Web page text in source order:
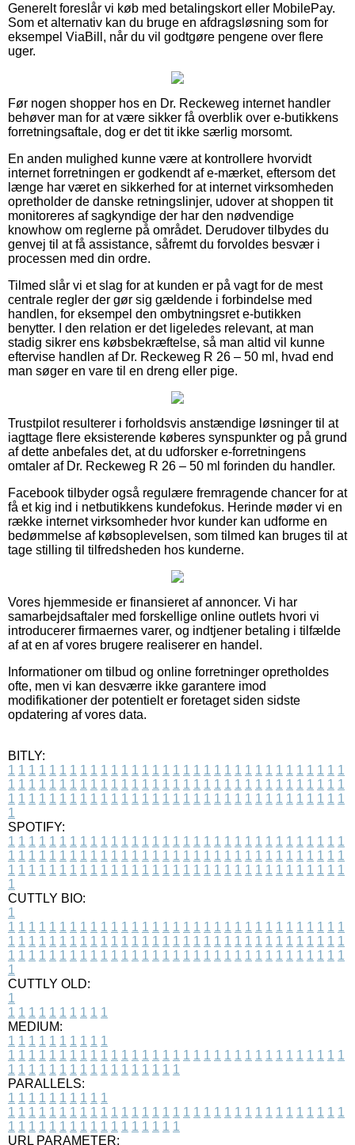
Generelt foreslår vi køb med betalingskort eller MobilePay.
Som et alternativ kan du bruge en afdragsløsning som for
eksempel ViaBill, når du vil godtgøre pengene over flere
uger.
Før nogen shopper hos en Dr. Reckeweg internet handler
behøver man for at være sikker få overblik over e-butikkens
forretningsaftale, dog er det tit ikke særlig morsomt.
En anden mulighed kunne være at kontrollere hvorvidt
internet forretningen er godkendt af e-mærket, eftersom det
længe har været en sikkerhed for at internet virksomheden
opretholder de danske retningslinjer, udover at shoppen tit
monitoreres af sagkyndige der har den nødvendige
knowhow om reglerne på området. Derudover tilbydes du
genvej til at få assistance, såfremt du forvoldes besvær i
processen med din ordre.
Tilmed slår vi et slag for at kunden er på vagt for de mest
centrale regler der gør sig gældende i forbindelse med
handlen, for eksempel den ombytningsret e-butikken
benytter. I den relation er det ligeledes relevant, at man
stadig sikrer ens købsbekræftelse, så man altid vil kunne
eftervise handlen af Dr. Reckeweg R 26 – 50 ml, hvad end
man søger en vare til en dreng eller pige.
Trustpilot resulterer i forholdsvis anstændige løsninger til at
iagttage flere eksisterende køberes synspunkter og på grund
af dette anbefales det, at du udforsker e-forretningens
omtaler af Dr. Reckeweg R 26 – 50 ml forinden du handler.
Facebook tilbyder også regulære fremragende chancer for at
få et kig ind i netbutikkens kundefokus. Herinde møder vi en
række internet virksomheder hvor kunder kan udforme en
bedømmelse af købsoplevelsen, som tilmed kan bruges til at
tage stilling til tilfredsheden hos kunderne.
Vores hjemmeside er finansieret af annoncer. Vi har
samarbejdsaftaler med forskellige online outlets hvori vi
introducerer firmaernes varer, og indtjener betaling i tilfælde
af at en af vores brugere realiserer en handel.
Informationer om tilbud og online forretninger opretholdes
ofte, men vi kan desværre ikke garantere imod
modifikationer der potentielt er foretaget siden sidste
opdatering af vores data.
BITLY:
1 1 1 1 1 1 1 1 1 1 1 1 1 1 1 1 1 1 1 1 1 1 1 1 1 1 1 1 1 1 1 1 1
1 1 1 1 1 1 1 1 1 1 1 1 1 1 1 1 1 1 1 1 1 1 1 1 1 1 1 1 1 1 1 1 1
1 1 1 1 1 1 1 1 1 1 1 1 1 1 1 1 1 1 1 1 1 1 1 1 1 1 1 1 1 1 1 1 1
1
SPOTIFY:
1 1 1 1 1 1 1 1 1 1 1 1 1 1 1 1 1 1 1 1 1 1 1 1 1 1 1 1 1 1 1 1 1
1 1 1 1 1 1 1 1 1 1 1 1 1 1 1 1 1 1 1 1 1 1 1 1 1 1 1 1 1 1 1 1 1
1 1 1 1 1 1 1 1 1 1 1 1 1 1 1 1 1 1 1 1 1 1 1 1 1 1 1 1 1 1 1 1 1
1
CUTTLY BIO:
1
1 1 1 1 1 1 1 1 1 1 1 1 1 1 1 1 1 1 1 1 1 1 1 1 1 1 1 1 1 1 1 1 1
1 1 1 1 1 1 1 1 1 1 1 1 1 1 1 1 1 1 1 1 1 1 1 1 1 1 1 1 1 1 1 1 1
1 1 1 1 1 1 1 1 1 1 1 1 1 1 1 1 1 1 1 1 1 1 1 1 1 1 1 1 1 1 1 1 1
1
CUTTLY OLD:
1
1 1 1 1 1 1 1 1 1 1
MEDIUM:
1 1 1 1 1 1 1 1 1 1
1 1 1 1 1 1 1 1 1 1 1 1 1 1 1 1 1 1 1 1 1 1 1 1 1 1 1 1 1 1 1 1 1
1 1 1 1 1 1 1 1 1 1 1 1 1 1 1 1 1
PARALLELS:
1 1 1 1 1 1 1 1 1 1
1 1 1 1 1 1 1 1 1 1 1 1 1 1 1 1 1 1 1 1 1 1 1 1 1 1 1 1 1 1 1 1 1
1 1 1 1 1 1 1 1 1 1 1 1 1 1 1 1 1
URL PARAMETER: